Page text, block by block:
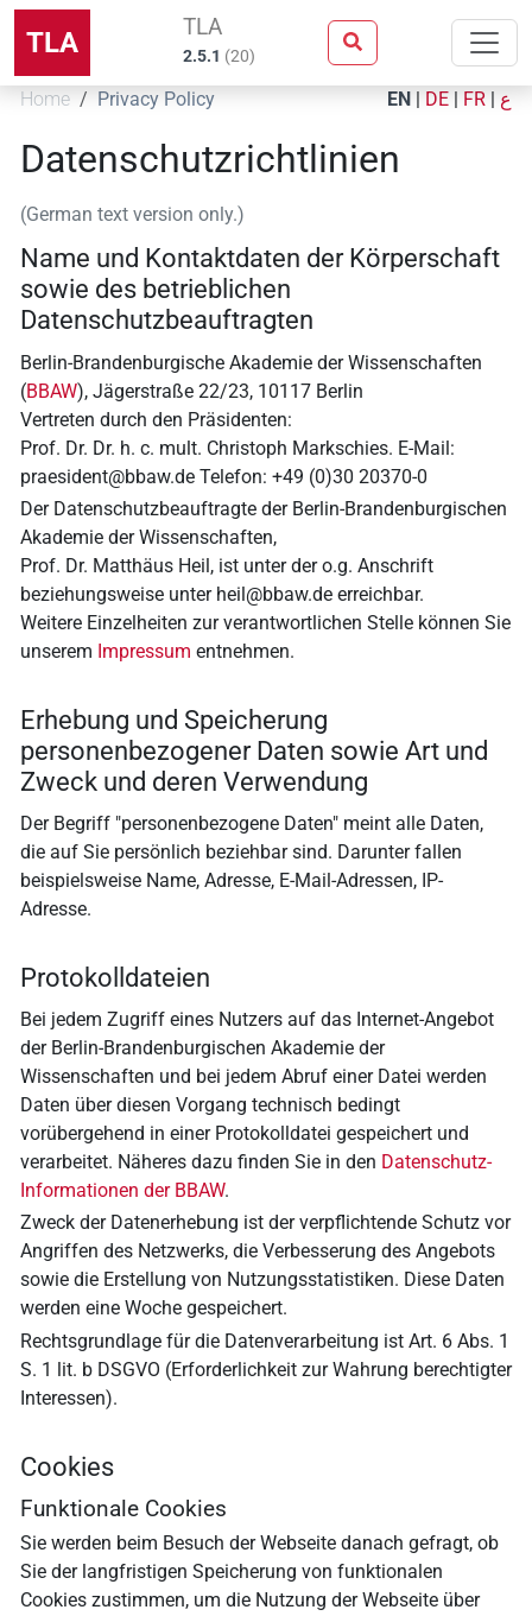
TLA TLA
2.5.1 (20)
Home Privacy Policy EN | DE | FR | ع
Datenschutzrichtlinien
(German text version only.)
Name und Kontaktdaten der Körperschaft
sowie des betrieblichen
Datenschutzbeauftragten
Berlin-Brandenburgische Akademie der Wissenschaften
(BBAW), Jägerstraße 22/23, 10117 Berlin
Vertreten durch den Präsidenten:
Prof. Dr. Dr. h. c. mult. Christoph Markschies. E-Mail:
praesident@bbaw.de Telefon: +49 (0)30 20370-0
Der Datenschutzbeauftragte der Berlin-Brandenburgischen
Akademie der Wissenschaften,
Prof. Dr. Matthäus Heil, ist unter der o.g. Anschrift
beziehungsweise unter heil@bbaw.de erreichbar.
Weitere Einzelheiten zur verantwortlichen Stelle können Sie
unserem Impressum entnehmen.
Erhebung und Speicherung
personenbezogener Daten sowie Art und
Zweck und deren Verwendung
Der Begriff "personenbezogene Daten" meint alle Daten,
die auf Sie persönlich beziehbar sind. Darunter fallen
beispielsweise Name, Adresse, E-Mail-Adressen, IP-
Adresse.
Protokolldateien
Bei jedem Zugriff eines Nutzers auf das Internet-Angebot
der Berlin-Brandenburgischen Akademie der
Wissenschaften und bei jedem Abruf einer Datei werden
Daten über diesen Vorgang technisch bedingt
vorübergehend in einer Protokolldatei gespeichert und
verarbeitet. Näheres dazu finden Sie in den Datenschutz-
Informationen der BBAW.
Zweck der Datenerhebung ist der verpflichtende Schutz vor
Angriffen des Netzwerks, die Verbesserung des Angebots
sowie die Erstellung von Nutzungsstatistiken. Diese Daten
werden eine Woche gespeichert.
Rechtsgrundlage für die Datenverarbeitung ist Art. 6 Abs. 1
S. 1 lit. b DSGVO (Erforderlichkeit zur Wahrung berechtigter
Interessen).
Cookies
Funktionale Cookies
Sie werden beim Besuch der Webseite danach gefragt, ob
Sie der langfristigen Speicherung von funktionalen
Cookies zustimmen, um die Nutzung der Webseite über